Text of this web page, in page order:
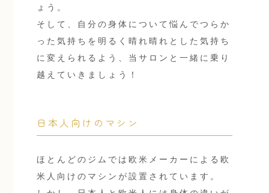
ょう。
そして、自分の身体について悩んでつらか
った気持ちを明るく晴れ晴れとした気持ち
に変えられるよう、当サロンと一緒に乗り
越えていきましょう！
日本人向けのマシン
ほとんどのジムでは欧米メーカーによる欧
米人向けのマシンが設置されています。